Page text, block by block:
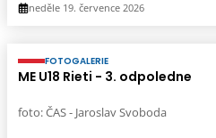
neděle 19. července 2026
FOTOGALERIE
ME U18 Rieti - 3. odpoledne
foto: ČAS - Jaroslav Svoboda